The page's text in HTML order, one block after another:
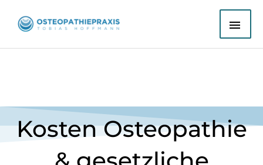
Inhalt
springen
Kosten Osteopathie